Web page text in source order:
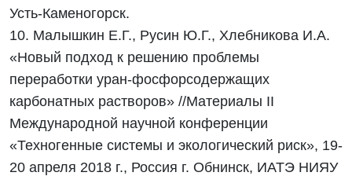
Усть-Каменогорск.
10. Малышкин Е.Г., Русин Ю.Г., Хлебникова И.А.
«Новый подход к решению проблемы
переработки уран-фосфорсодержащих
карбонатных растворов» //Материалы II
Международной научной конференции
«Техногенные системы и экологический риск», 19-
20 апреля 2018 г., Россия г. Обнинск, ИАТЭ НИЯУ